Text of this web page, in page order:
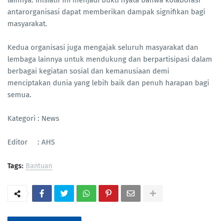
antarorganisasi dapat memberikan dampak signifikan bagi
masyarakat.
Kedua organisasi juga mengajak seluruh masyarakat dan
lembaga lainnya untuk mendukung dan berpartisipasi dalam
berbagai kegiatan sosial dan kemanusiaan demi
menciptakan dunia yang lebih baik dan penuh harapan bagi
semua.
Kategori : News
Editor : AHS
Tags: Bantuan